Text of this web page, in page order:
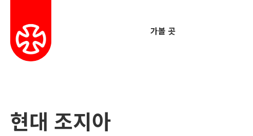
가볼 곳
현대 조지아